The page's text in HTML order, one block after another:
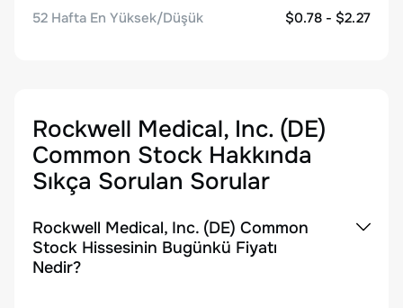
52 Hafta En Yüksek/Düşük
$0.78 - $2.27
Rockwell Medical, Inc. (DE)
Common Stock Hakkında
Sıkça Sorulan Sorular
Rockwell Medical, Inc. (DE) Common
Stock Hissesinin Bugünkü Fiyatı
Nedir?